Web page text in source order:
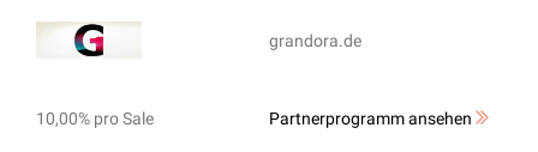
grandora.de
10,00% pro Sale Partnerprogramm ansehen